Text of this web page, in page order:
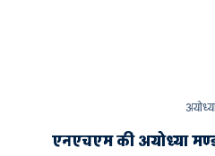
एनएचएम की अयोध्या